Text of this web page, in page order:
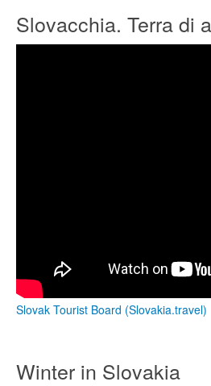
Slovacchia. Terra di
Slovak Tourist Board (Slovakia.travel)
Winter in Slovakia